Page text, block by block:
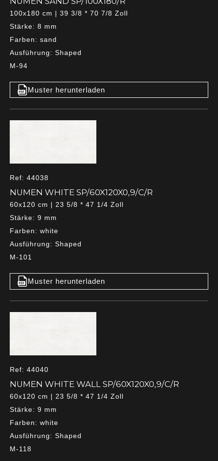
100x180 cm | 39 3/8 * 70 7/8 Zoll
Stärke: 8 mm
Farben: sand
Ausführung: Shaped
M-94
Muster herunterladen
Ref: 44038
NUMEN WHITE SP/60X120X0,9/C/R
60x120 cm | 23 5/8 * 47 1/4 Zoll
Stärke: 9 mm
Farben: white
Ausführung: Shaped
M-101
Muster herunterladen
Ref: 44040
NUMEN WHITE WALL SP/60X120X0,9/C/R
60x120 cm | 23 5/8 * 47 1/4 Zoll
Stärke: 9 mm
Farben: white
Ausführung: Shaped
M-118